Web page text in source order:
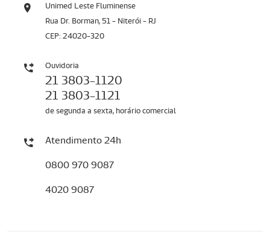
Unimed Leste Fluminense
Rua Dr. Borman, 51 - Niterói - RJ
CEP: 24020-320
Ouvidoria
21 3803-1120
21 3803-1121
de segunda a sexta, horário comercial
Atendimento 24h
0800 970 9087
4020 9087